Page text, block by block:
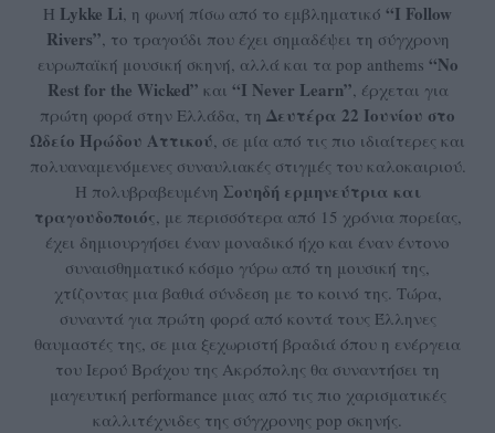
Η Lykke Li, η φωνή πίσω από το εμβληματικό “I Follow
Rivers”, το τραγούδι που έχει σημαδέψει τη σύγχρονη
ευρωπαϊκή μουσική σκηνή, αλλά και τα pop anthems “No
Rest for the Wicked” και “I Never Learn”, έρχεται για
πρώτη φορά στην Ελλάδα, τη Δευτέρα 22 Ιουνίου στο
Ωδείο Ηρώδου Αττικού, σε μία από τις πιο ιδιαίτερες και
πολυαναμενόμενες συναυλιακές στιγμές του καλοκαιριού.
Η πολυβραβευμένη Σουηδή ερμηνεύτρια και
τραγουδοποιός, με περισσότερα από 15 χρόνια πορείας,
έχει δημιουργήσει έναν μοναδικό ήχο και έναν έντονο
συναισθηματικό κόσμο γύρω από τη μουσική της,
χτίζοντας μια βαθιά σύνδεση με το κοινό της. Τώρα,
συναντά για πρώτη φορά από κοντά τους Έλληνες
θαυμαστές της, σε μια ξεχωριστή βραδιά όπου η ενέργεια
του Ιερού Βράχου της Ακρόπολης θα συναντήσει τη
μαγευτική performance μιας από τις πιο χαρισματικές
καλλιτέχνιδες της σύγχρονης pop σκηνής.